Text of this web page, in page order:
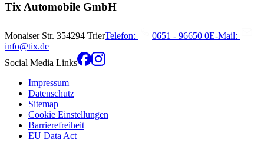
Tix Automobile GmbH
Monaiser Str. 354294 TrierTelefon: 0651 - 96650 0E-Mail:
info@tix.de
Social Media Links
Impressum
Datenschutz
Sitemap
Cookie Einstellungen
Barrierefreiheit
EU Data Act